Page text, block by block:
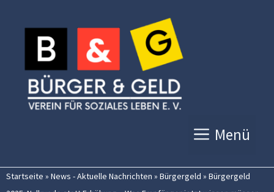
Inhalt
springen
Menü
Startseite » News - Aktuelle Nachrichten » Bürgergeld » Bürgergeld